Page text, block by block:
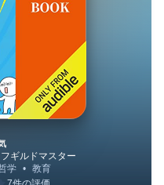
などの分野に精通し、
合させた学びを提供す
くお手伝いをしてい
人生相談やコーチング
ー】 「90分で奇跡的
成功脳』3大法則」
脳を手に入れて活躍す
法則」（某大手IT企